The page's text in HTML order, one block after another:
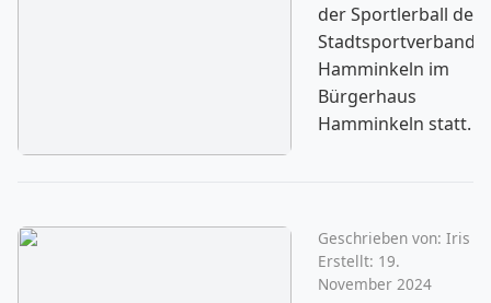
der Sportlerball des
Hamminkeln im
Bürgerhaus
Hamminkeln statt.
Geschrieben von: Iris
Erstellt: 19.
November 2024